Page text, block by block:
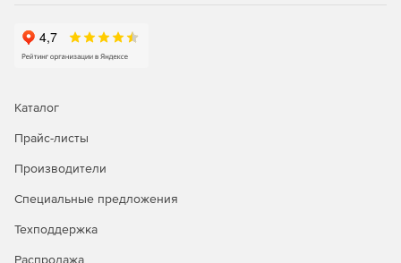
Каталог
Прайс-листы
Производители
Специальные предложения
Техподдержка
Распродажа